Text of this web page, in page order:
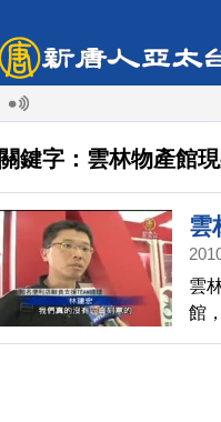
關鍵字：雲林物產館
雲
雲
館